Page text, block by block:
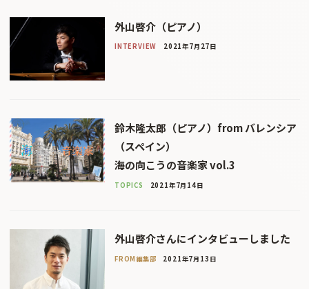
外山啓介（ピアノ）
INTERVIEW 2021年7月27日
鈴木隆太郎（ピアノ）from バレンシア
（スペイン）
海の向こうの音楽家 vol.3
TOPICS 2021年7月14日
外山啓介さんにインタビューしました
FROM編集部 2021年7月13日